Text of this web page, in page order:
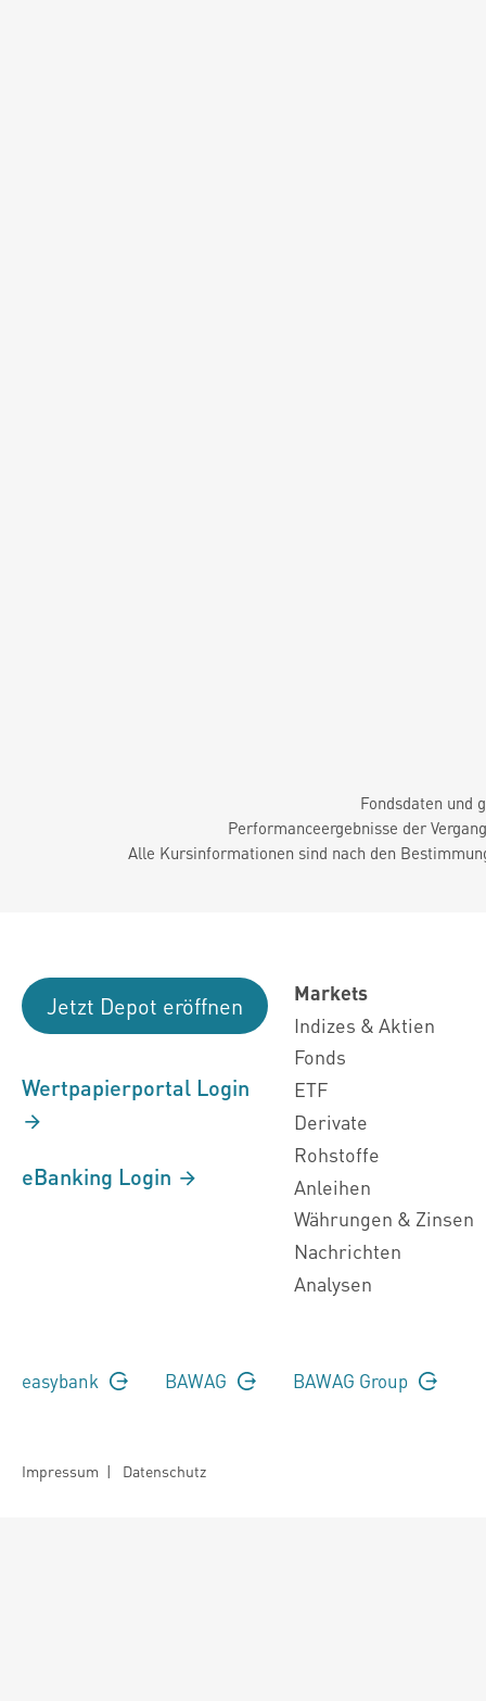
Fondsdaten und
Performanceergebnisse der
Alle Kursinformationen sind nach den
Jetzt Depot eröffnen
Wertpapierportal Login
eBanking Login
Markets
Indizes & Aktien
Fonds
ETF
Derivate
Rohstoffe
Anleihen
Währungen & Zinsen
Nachrichten
Analysen
easybank BAWAG BAWAG Group
Impressum | Datenschutz